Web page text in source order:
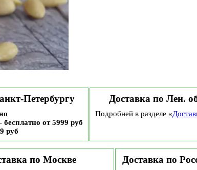
Петербургу
бесплатно от 5999 руб
руб
Доставка по Лен.
Подробней в разделе «
по Москве Доставка по